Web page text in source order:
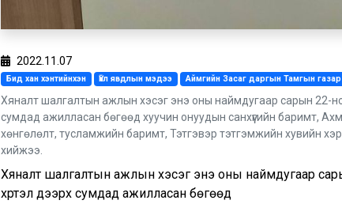
2022.11.07
Бид хан хэнтийнхэн Үйл явдлын мэдээ Аймгийн Засаг даргын Тамгын газар
Хяналт шалгалтын ажлын хэсэг энэ оны наймдугаар сарын 22-
сумдад ажилласан бөгөөд хуучин онуудын санхүүгийн баримт,
хөнгөлөлт, тусламжийн баримт, Тэтгэвэр тэтгэмжийн хувийн
хийжээ.
Хяналт шалгалтын ажлын хэсэг энэ оны наймдугаар
хүртэл дээрх сумдад ажилласан бөгөөд